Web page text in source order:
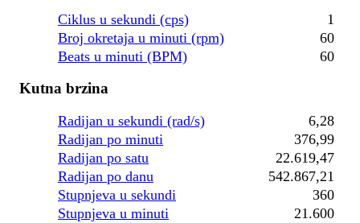
Ciklus u sekundi (cps)
1
Broj okretaja u minuti (rpm)
60
Beats u minuti (BPM)
60
Kutna brzina
Radijan u sekundi (rad/s)
6,28
Radijan po minuti
376,99
Radijan po satu
22.619,47
Radijan po danu
542.867,21
Stupnjeva u sekundi
360
Stupnjeva u minuti
21.600